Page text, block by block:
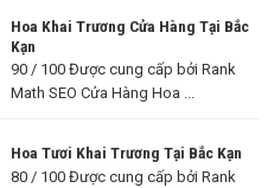
Hoa Khai Trương Cửa Hàng Tại Bắc
Kạn
90 / 100 Được cung cấp bởi Rank
Math SEO Cửa Hàng Hoa ...
Hoa Tươi Khai Trương Tại Bắc Kạn
80 / 100 Được cung cấp bởi Rank